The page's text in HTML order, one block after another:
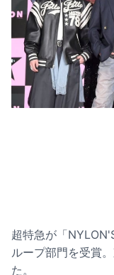
超特急が「
ループ部門を受賞
た。